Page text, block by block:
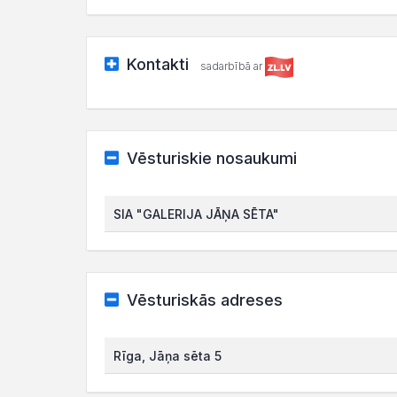
Kontakti sadarbībā ar
Vēsturiskie nosaukumi
SIA "GALERIJA JĀŅA SĒTA"
Vēsturiskās adreses
Rīga, Jāņa sēta 5